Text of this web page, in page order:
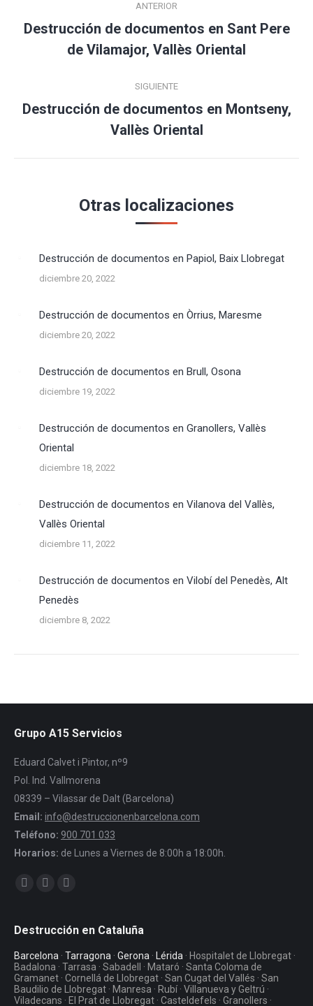
entre
publicaciones
ANTERIOR
Publicación
anterior:
Destrucción de documentos en Sant Pere
de Vilamajor, Vallès Oriental
SIGUIENTE
Publicación
siguiente:
Destrucción de documentos en Montseny,
Vallès Oriental
Otras localizaciones
Destrucción de documentos en Papiol, Baix Llobregat
diciembre 20, 2022
Destrucción de documentos en Òrrius, Maresme
diciembre 20, 2022
Destrucción de documentos en Brull, Osona
diciembre 19, 2022
Destrucción de documentos en Granollers, Vallès
Oriental
diciembre 18, 2022
Destrucción de documentos en Vilanova del Vallès,
Vallès Oriental
diciembre 11, 2022
Destrucción de documentos en Vilobí del Penedès, Alt
Penedès
diciembre 8, 2022
Grupo A15 Servicios
Eduard Calvet i Pintor, nº9
Pol. Ind. Vallmorena
08339 – Vilassar de Dalt (Barcelona)
Email: info@destruccionenbarcelona.com
Teléfono: 900 701 033
Horarios: de Lunes a Viernes de 8:00h a 18:00h.
Encuéntranos en:
Destrucción en Cataluña
Barcelona · Tarragona · Gerona · Lérida · Hospitalet de Llobregat ·
Badalona · Tarrasa · Sabadell · Mataró · Santa Coloma de
Gramanet · Cornellá de Llobregat · San Cugat del Vallés · San
Baudilio de Llobregat · Manresa · Rubí · Villanueva y Geltrú ·
Viladecans · El Prat de Llobregat · Casteldefels · Granollers ·